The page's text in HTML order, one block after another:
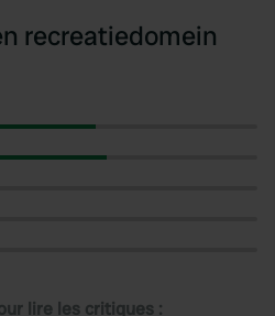
recreatiedomein
lire les critiques :